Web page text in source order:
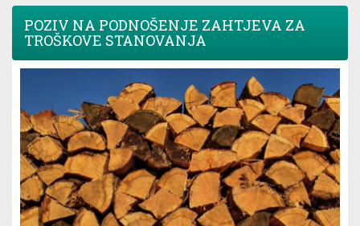
POZIV NA PODNOŠENJE ZAHTJEVA ZA
TROŠKOVE STANOVANJA